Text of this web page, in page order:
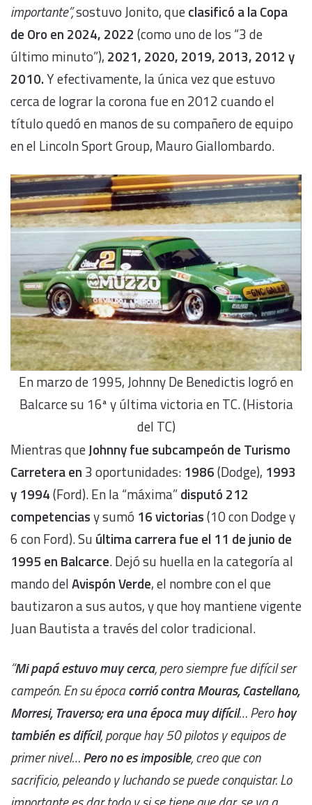
importante”,sostuvo Jonito, queclasificó a la Copa
de Oro en 2024, 2022 (como uno de los “3 de
último minuto”), 2021, 2020, 2019, 2013, 2012 y
2010.Y efectivamente, la única vez que estuvo
cerca de lograr la corona fue en 2012 cuando el
título quedó en manos de su compañero de equipo
en el Lincoln Sport Group, Mauro Giallombardo.
En marzo de 1995, Johnny De Benedictis logró en
Balcarce su 16ª y última victoria en TC. (Historia
del TC)
Mientras queJohnny fue subcampeón de Turismo
Carretera en 3 oportunidades: 1986(Dodge), 1993
y 1994(Ford). En la “máxima”disputó 212
competenciasy sumó 16 victorias(10 con Dodge y
6 con Ford). Su última carrera fue el 11 de junio de
1995 en Balcarce. Dejó su huella en la categoría al
mando delAvispón Verde, el nombre con el que
bautizaron a sus autos, y que hoy mantiene vigente
Juan Bautista a través del color tradicional.
“Mi papá estuvo muy cerca, pero siempre fue difícil ser
campeón. En su épocacorrió contra Mouras, Castellano,
Morresi, Traverso; era una época muy difícil… Perohoy
también es difícil, porque hay 50 pilotos y equipos de
primer nivel…Pero no es imposible, creo que con
sacrificio, peleando y luchando se puede conquistar. Lo